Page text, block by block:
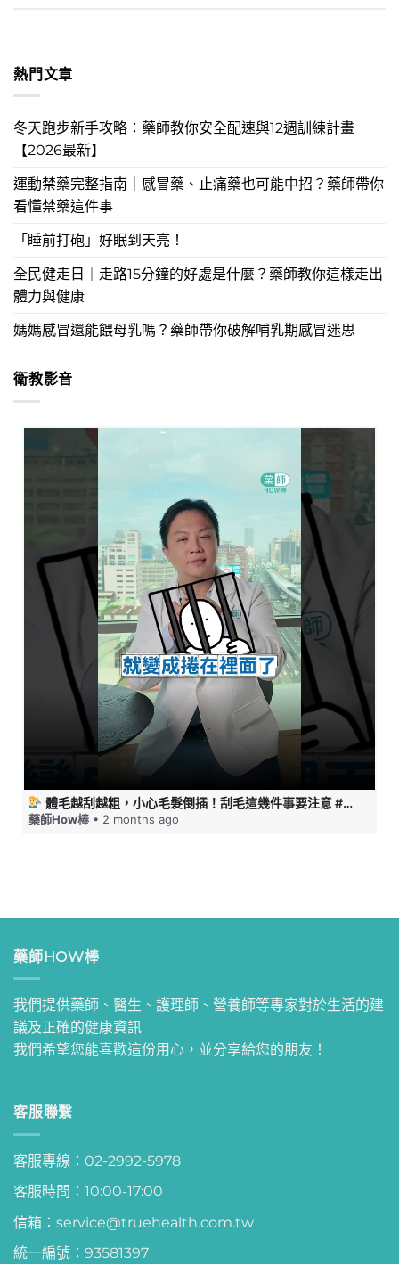
熱門文章
冬天跑步新手攻略：藥師教你安全配速與12週訓練計畫
【2026最新】
運動禁藥完整指南｜感冒藥、止痛藥也可能中招？藥師帶你
看懂禁藥這件事
「睡前打砲」好眠到天亮！
全民健走日｜走路15分鐘的好處是什麼？藥師教你這樣走出
體力與健康
媽媽感冒還能餵母乳嗎？藥師帶你破解哺乳期感冒迷思
衛教影音
體毛越刮越粗，小心毛髮倒插！刮毛這幾件事要注意 #藥師HOW棒
藥師How棒 • 2 months ago
藥師HOW棒
我們提供藥師、醫生、護理師、營養師等專家對於生活的建
議及正確的健康資訊
我們希望您能喜歡這份用心，並分享給您的朋友！
客服聯繫
客服專線：02-2992-5978
客服時間：10:00-17:00
信箱：service@truehealth.com.tw
統一編號：93581397